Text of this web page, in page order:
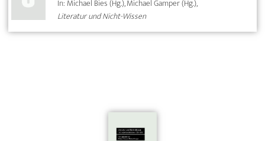
In: Michael Bies (Hg.), Michael Gamper (Hg.),
Literatur und Nicht-Wissen